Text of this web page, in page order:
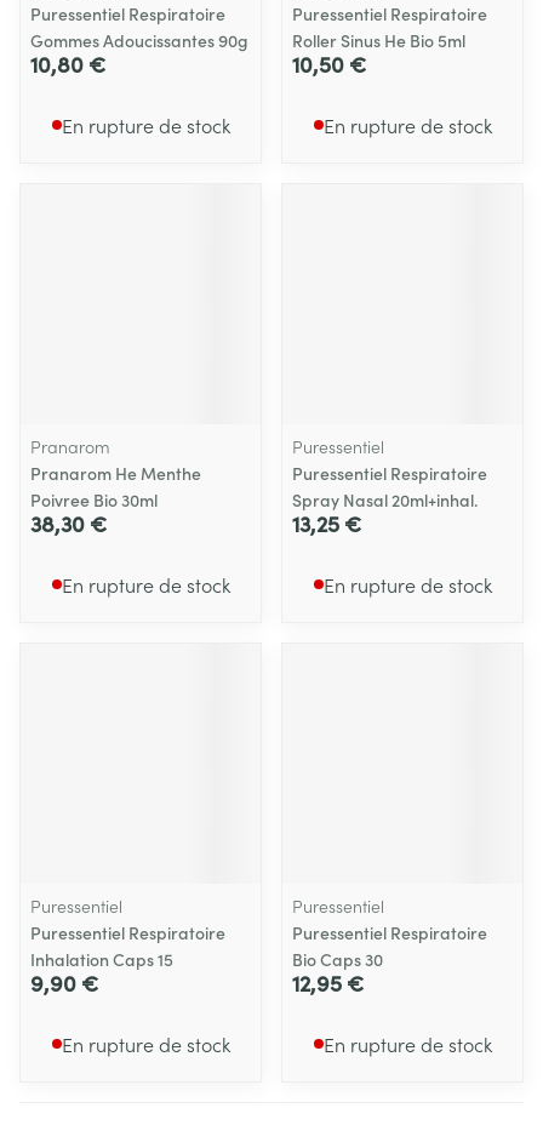
Puressentiel Respiratoire
Gommes Adoucissantes 90g
10,80 €
En rupture de stock
Puressentiel Respiratoire
Roller Sinus He Bio 5ml
10,50 €
En rupture de stock
Pranarom
Pranarom He Menthe
Poivree Bio 30ml
38,30 €
En rupture de stock
Puressentiel
Puressentiel Respiratoire
Spray Nasal 20ml+inhal.
13,25 €
En rupture de stock
Puressentiel
Puressentiel Respiratoire
Inhalation Caps 15
9,90 €
En rupture de stock
Puressentiel
Puressentiel Respiratoire
Bio Caps 30
12,95 €
En rupture de stock